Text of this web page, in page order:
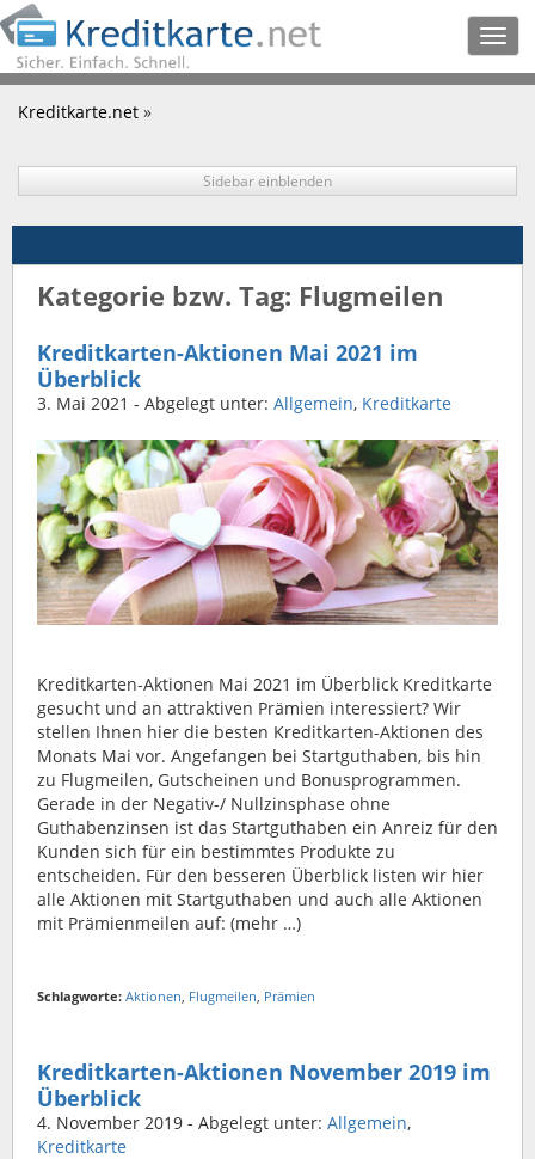
Kreditkarte.net »
Sidebar einblenden
Kategorie bzw. Tag: Flugmeilen
Kreditkarten-Aktionen Mai 2021 im
Überblick
3. Mai 2021 - Abgelegt unter: Allgemein, Kreditkarte
Kreditkarten-Aktionen Mai 2021 im Überblick Kreditkarte
gesucht und an attraktiven Prämien interessiert? Wir
stellen Ihnen hier die besten Kreditkarten-Aktionen des
Monats Mai vor. Angefangen bei Startguthaben, bis hin
zu Flugmeilen, Gutscheinen und Bonusprogrammen.
Gerade in der Negativ-/ Nullzinsphase ohne
Guthabenzinsen ist das Startguthaben ein Anreiz für den
Kunden sich für ein bestimmtes Produkte zu
entscheiden. Für den besseren Überblick listen wir hier
alle Aktionen mit Startguthaben und auch alle Aktionen
mit Prämienmeilen auf: (mehr …)
Schlagworte: Aktionen Flugmeilen Prämien
Kreditkarten-Aktionen November 2019 im
Überblick
4. November 2019 - Abgelegt unter: Allgemein,
Kreditkarte